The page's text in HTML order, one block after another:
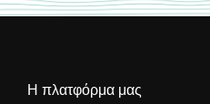
Η πλατφόρμα μας